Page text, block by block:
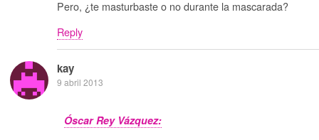
Pero, ¿te masturbaste o no durante la mascarada?
Reply
kay
9 abril 2013
Óscar Rey Vázquez: